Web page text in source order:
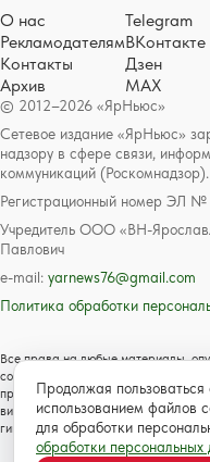
© 2012–2026 «ЯрНьюс»
Сетевое издание «ЯрНьюс»
надзору в сфере связи,
коммуникаций (Роскомнадзор).
Регистрационный номер ЭЛ
Учредитель ООО «ВН-
Павлович
e-mail: yarnews76@gmail.com
Политика обработки
Все права на любые материалы,
соответствии с российским и
праве и смежных правах. Любое
видеоматериалов возможно только
гиперссылкой на сайт https://
О нас
Рекламодателям
Контакты
Архив
Telegram
ВКонтакте
Дзен
MAX
Продолжая
использованием файлов
для обработки
обработки персональных